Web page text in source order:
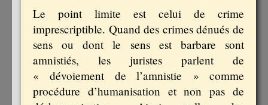
Le point limite est celui de crime
imprescriptible. Quand des crimes dénués de
sens ou dont le sens est barbare sont
amnistiés, les juristes parlent de
« dévoiement de l’amnistie » comme
procédure d’humanisation et non pas de